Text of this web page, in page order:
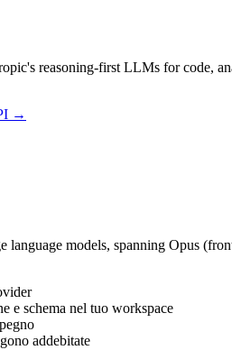
reasoning-first LLMs for code,
→
models, spanning Opus
e schema nel tuo workspace
addebitate